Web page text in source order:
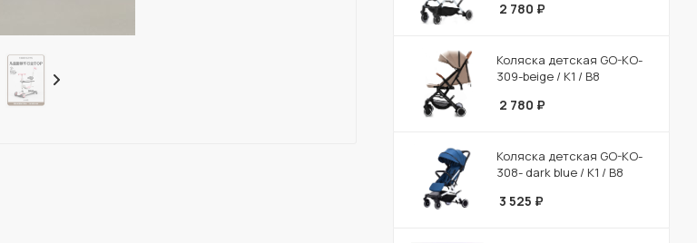
2 780 ₽
Коляска детская GO-KO-
309-beige / К1 / В8
2 780 ₽
Коляска детская GO-KO-
308- dark blue / К1 / В8
3 525 ₽